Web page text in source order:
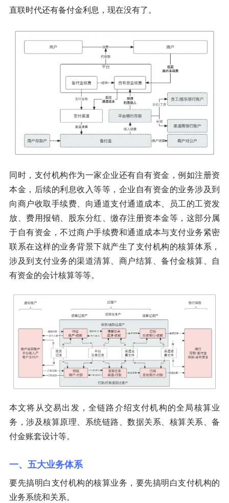
直联时代还有备付金利息，现在没有了。
同时，支付机构作为一家企业还有自有资金，例如注册资
本金，后续的利息收入等等，企业自有资金的业务涉及到
向商户收取手续费、向通道支付通道成本、员工的工资发
放、费用报销、股东分红、缴存注册资本金等，这部分属
于自有资金，不过商户手续费和通道成本与支付业务紧密
联系在这样的业务背景下就产生了支付机构的核算体系，
涉及到支付业务的渠道清算、商户结算、备付金核算、自
有资金的会计核算等等。
本文将从交易出发，全链路介绍支付机构的全局核算业
务，涉及核算原理、系统链路、数据关系、核算关系、备
付金账套设计等。
一、五大业务体系
要先搞明白支付机构的核算业务，要先搞明白支付机构的
业务系统和关系。